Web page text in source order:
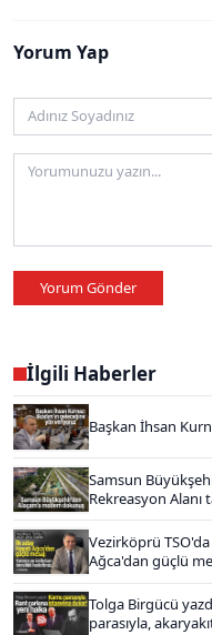
Yorum Yap
Yorum Gönder
İlgili Haberler
Başkan İhsan
Samsun
Rekreasyon Alanı
Vezirköprü TSO'da
Ağca'dan güçlü
Tolga Birgücü
parasıyla,